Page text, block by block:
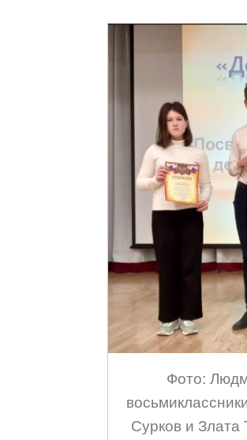
Фото:
Сурков и Злата